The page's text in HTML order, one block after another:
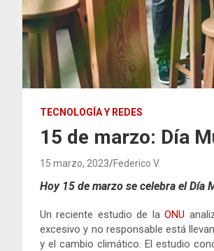
TECNOLOGÍA Y REDES
15 de marzo: Día
15 marzo, 2023 Federico V.
Hoy 15 de marzo se celebra el Día
Un reciente estudio de laONU
excesivo y no responsable está
y el cambio climático. El estudio